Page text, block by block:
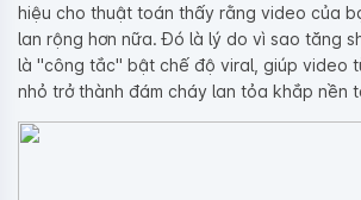
hiệu cho thuật toán thấy rằng video của
lan rộng hơn nữa. Đó là lý do vì sao tăng
là "công tắc" bật chế độ viral, giúp video
nhỏ trở thành đám cháy lan tỏa khắp nền